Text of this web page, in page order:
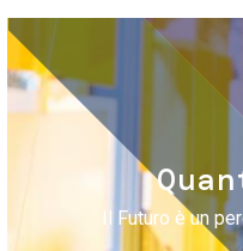
Il Futuro è un